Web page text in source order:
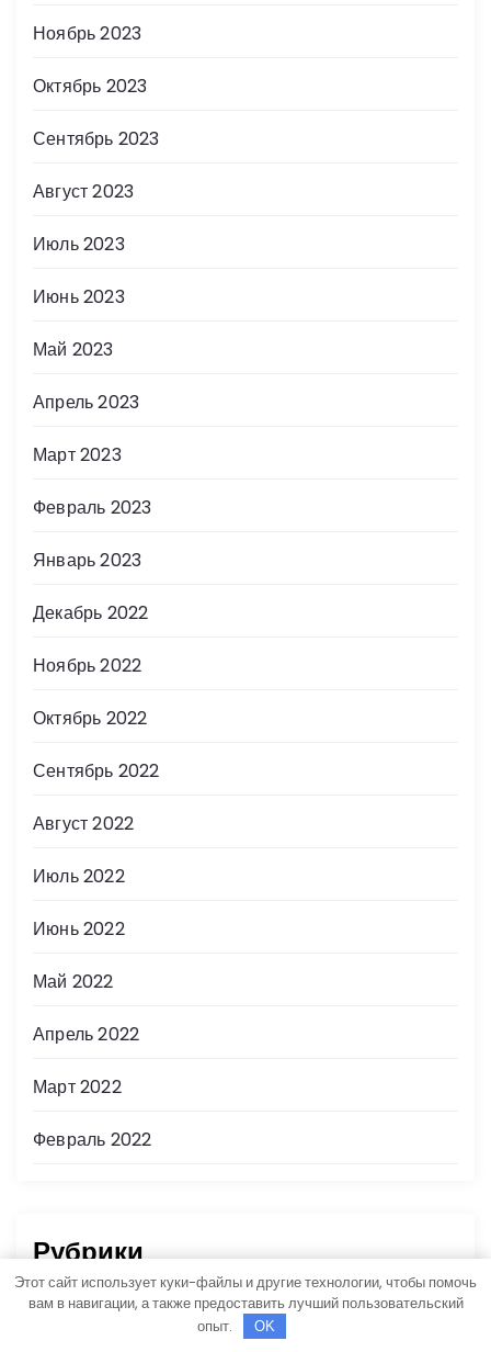
Ноябрь 2023
Октябрь 2023
Сентябрь 2023
Август 2023
Июль 2023
Июнь 2023
Май 2023
Апрель 2023
Март 2023
Февраль 2023
Январь 2023
Декабрь 2022
Ноябрь 2022
Октябрь 2022
Сентябрь 2022
Август 2022
Июль 2022
Июнь 2022
Май 2022
Апрель 2022
Март 2022
Февраль 2022
Рубрики
Uncategorised
Этот сайт использует куки-файлы и другие технологии, чтобы помочь
вам в навигации, а также предоставить лучший пользовательский
опыт.
OK